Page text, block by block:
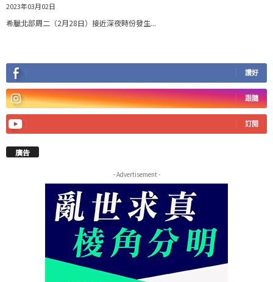
2023年03月02日
希臘北部周二（2月28日）接近深夜時份發生...
讚好
跟隨
訂閱
廣告
- Advertisement -